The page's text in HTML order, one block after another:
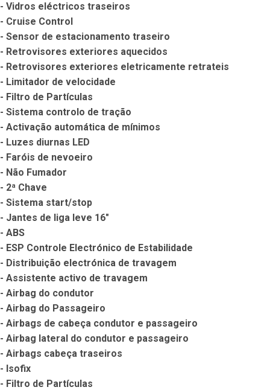
- Vidros eléctricos traseiros
- Cruise Control
- Sensor de estacionamento traseiro
- Retrovisores exteriores aquecidos
- Retrovisores exteriores eletricamente retrateis
- Limitador de velocidade
- Filtro de Partículas
- Sistema controlo de tração
- Activação automática de mínimos
- Luzes diurnas LED
- Faróis de nevoeiro
- Não Fumador
- 2ª Chave
- Sistema start/stop
- Jantes de liga leve 16"
- ABS
- ESP Controle Electrónico de Estabilidade
- Distribuição electrónica de travagem
- Assistente activo de travagem
- Airbag do condutor
- Airbag do Passageiro
- Airbags de cabeça condutor e passageiro
- Airbag lateral do condutor e passageiro
- Airbags cabeça traseiros
- Isofix
- Filtro de Partículas